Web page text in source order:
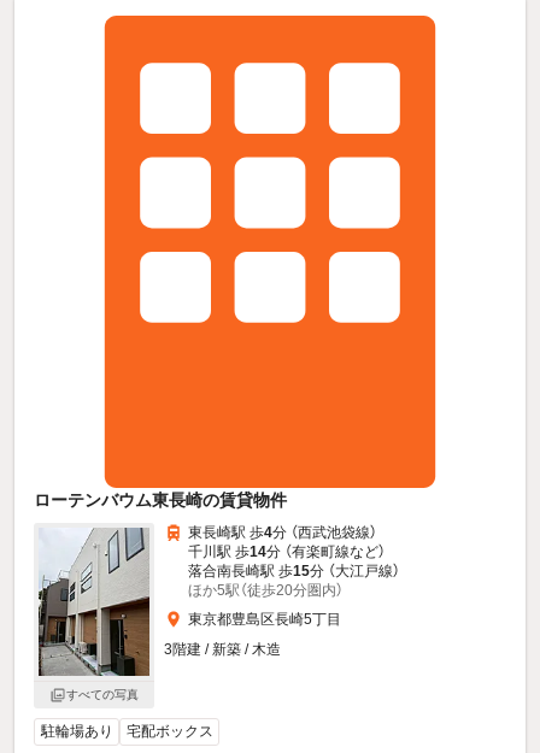
ローテンバウム東長崎の賃貸物件
すべての写真
東長崎駅 歩4分 （西武池袋線）
千川駅 歩14分 （有楽町線など）
落合南長崎駅 歩15分 （大江戸線）
ほか5駅（徒歩20分圏内）
東京都豊島区長崎5丁目
3階建 / 新築 / 木造
駐輪場あり 宅配ボックス